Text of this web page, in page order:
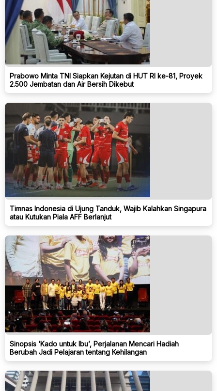
Prabowo Minta TNI Siapkan Kejutan di HUT RI ke-81, Proyek
2.500 Jembatan dan Air Bersih Dikebut
Timnas Indonesia di Ujung Tanduk, Wajib Kalahkan Singapura
atau Kutukan Piala AFF Berlanjut
Sinopsis ‘Kado untuk Ibu’, Perjalanan Mencari Hadiah
Berubah Jadi Pelajaran tentang Kehilangan